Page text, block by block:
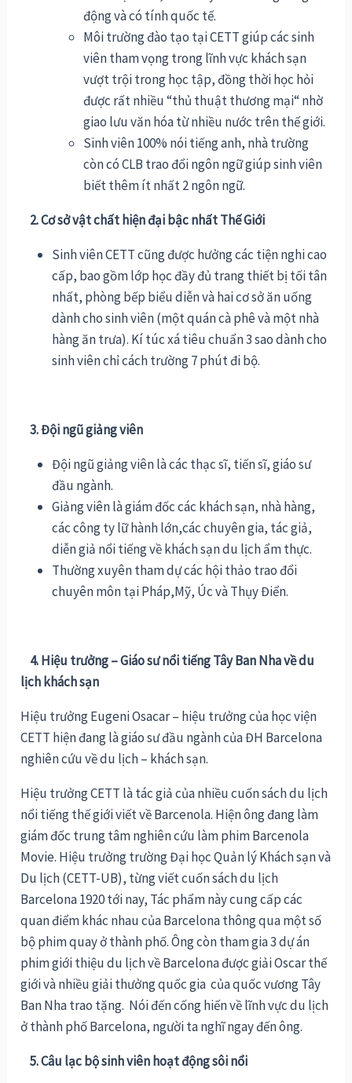
động và có tính quốc tế.
Môi trường đào tạo tại CETT giúp các sinh
viên tham vọng trong lĩnh vực khách sạn
vượt trội trong học tập, đồng thời học hỏi
được rất nhiều “thủ thuật thương mại“ nhờ
giao lưu văn hóa từ nhiều nước trên thế giới.
Sinh viên 100% nói tiếng anh, nhà trường
còn có CLB trao đổi ngôn ngữ giúp sinh viên
biết thêm ít nhất 2 ngôn ngữ.
2. Cơ sở vật chất hiện đại bậc nhất Thế Giới
Sinh viên CETT cũng được hưởng các tiện nghi cao
cấp, bao gồm lớp học đầy đủ trang thiết bị tối tân
nhất, phòng bếp biểu diễn và hai cơ sở ăn uống
dành cho sinh viên (một quán cà phê và một nhà
hàng ăn trưa). Kí túc xá tiêu chuẩn 3 sao dành cho
sinh viên chỉ cách trường 7 phút đi bộ.
3. Đội ngũ giảng viên
Đội ngũ giảng viên là các thạc sĩ, tiến sĩ, giáo sư
đầu ngành.
Giảng viên là giám đốc các khách sạn, nhà hàng,
các công ty lữ hành lớn,các chuyên gia, tác giả,
diễn giả nổi tiếng về khách sạn du lịch ẩm thực.
Thường xuyên tham dự các hội thảo trao đổi
chuyên môn tại Pháp,Mỹ, Úc và Thụy Điển.
4. Hiệu trưởng – Giáo sư nổi tiếng Tây Ban Nha về du
lịch khách sạn
Hiệu trưởng Eugeni Osacar – hiệu trưởng của học viện
CETT hiện đang là giáo sư đầu ngành của ĐH Barcelona
nghiên cứu về du lịch – khách sạn.
Hiệu trưởng CETT là tác giả của nhiều cuốn sách du lịch
nổi tiếng thế giới viết về Barcenola. Hiện ông đang làm
giám đốc trung tâm nghiên cứu làm phim Barcenola
Movie. Hiệu trưởng trường Đại học Quản lý Khách sạn và
Du lịch (CETT-UB), từng viết cuốn sách du lịch
Barcelona 1920 tới nay, ​Tác phẩm này cung cấp các
quan điểm khác nhau của Barcelona thông qua một số
bộ phim quay ở thành phố. Ông còn tham gia 3 dự án
phim giới thiệu du lịch về Barcelona được giải Oscar thế
giới và nhiều giải thưởng quốc gia của quốc vương Tây
Ban Nha trao tặng. Nói đến cống hiến về lĩnh vực du lịch
ở thành phố Barcelona, người ta nghĩ ngay đến ông.
5. Câu lạc bộ sinh viên hoạt động sôi nổi